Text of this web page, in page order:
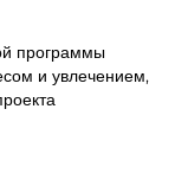
программы
и увлечением,